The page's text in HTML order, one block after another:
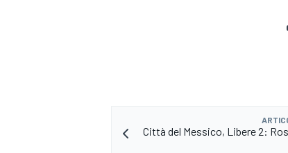
Città del Messico, Libere 2: